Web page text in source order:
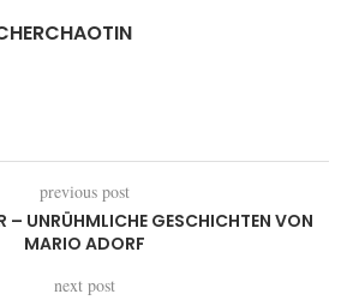
previous post
– UNRÜHMLICHE GESCHICHTEN VON
MARIO ADORF
next post